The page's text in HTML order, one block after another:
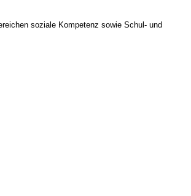
soziale Kompetenz sowie Schul- und